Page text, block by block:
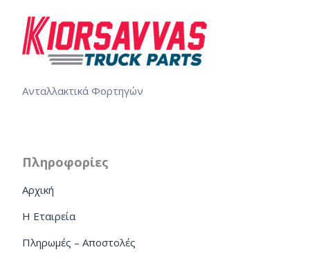
Ανταλλακτικά Φορτηγών
Πληροφορίες
Αρχική
Η Εταιρεία
Πληρωμές – Αποστολές